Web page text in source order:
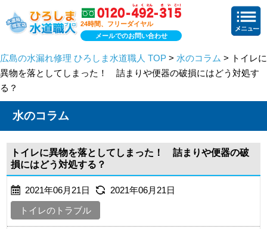
24時間、フリーダイヤル
メールでのお問い合わせ
広島の水漏れ修理 ひろしま水道職人 TOP > 水のコラム > トイレに
異物を落としてしまった！ 詰まりや便器の破損にはどう対処す
る？
水のコラム
トイレに異物を落としてしまった！ 詰まりや便器の破
損にはどう対処する？
2021年06月21日
2021年06月21日
トイレのトラブル